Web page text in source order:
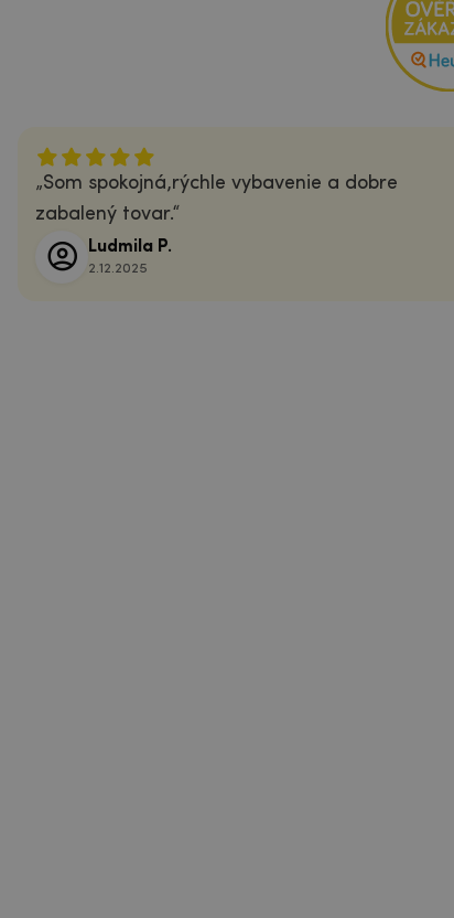
Som spokojná,rýchle vybavenie a dobre
zabalený tovar.
Ludmila P.
2.12.2025